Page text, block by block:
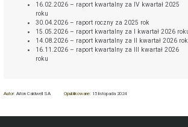
16.02.2026 – raport kwartalny za IV kwartał 2025
roku
30.04.2026 – raport roczny za 2025 rok
15.05.2026 – raport kwartalny za I kwartał 2026
14.08.2026 – raport kwartalny za II kwartał 2026
16.11.2026 – raport kwartalny za III kwartał 2026
roku
Autor:Aiton Caldwell SA Opublikowane: 15 listopada 2024